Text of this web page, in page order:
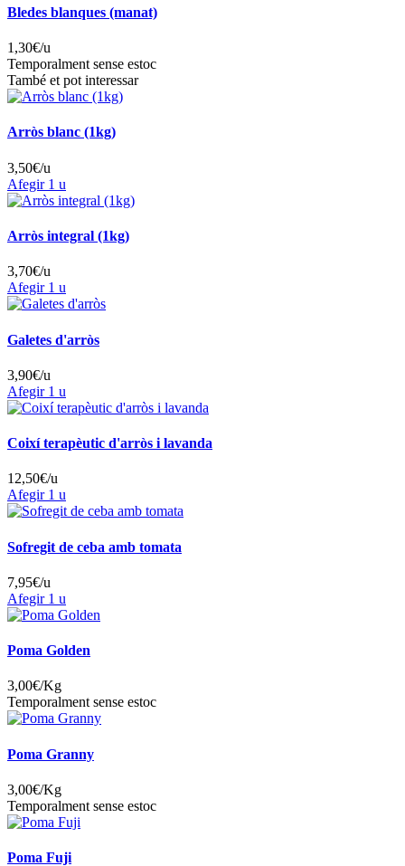
Bledes blanques (manat)
1,30€/u
Temporalment sense estoc
També et pot interessar
Arròs blanc (1kg)
3,50€/u
Afegir 1 u
Arròs integral (1kg)
3,70€/u
Afegir 1 u
Galetes d'arròs
3,90€/u
Afegir 1 u
Coixí terapèutic d'arròs i lavanda
12,50€/u
Afegir 1 u
Sofregit de ceba amb tomata
7,95€/u
Afegir 1 u
Poma Golden
3,00€/Kg
Temporalment sense estoc
Poma Granny
3,00€/Kg
Temporalment sense estoc
Poma Fuji